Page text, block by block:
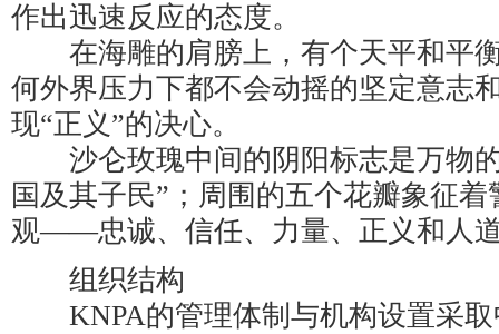
作出迅速反应的态度。
在海雕的肩膀上，有个天平和平
何外界压力下都不会动摇的坚定意志
现“正义”的决心。
沙仑玫瑰中间的阴阳标志是万物的
国及其子民”；周围的五个花瓣象征
观——忠诚、信任、力量、正义和人
组织结构
KNPA的管理体制与机构设置采取